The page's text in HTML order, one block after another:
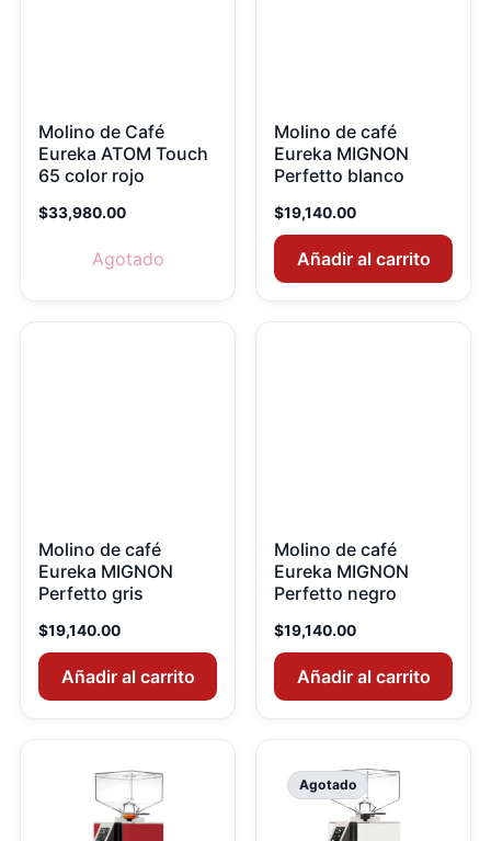
Molino de Café
Eureka ATOM Touch
65 color rojo
$33,980.00
Agotado
Molino de café
Eureka MIGNON
Perfetto blanco
$19,140.00
Añadir al carrito
Molino de café
Eureka MIGNON
Perfetto gris
$19,140.00
Añadir al carrito
Molino de café
Eureka MIGNON
Perfetto negro
$19,140.00
Añadir al carrito
Agotado